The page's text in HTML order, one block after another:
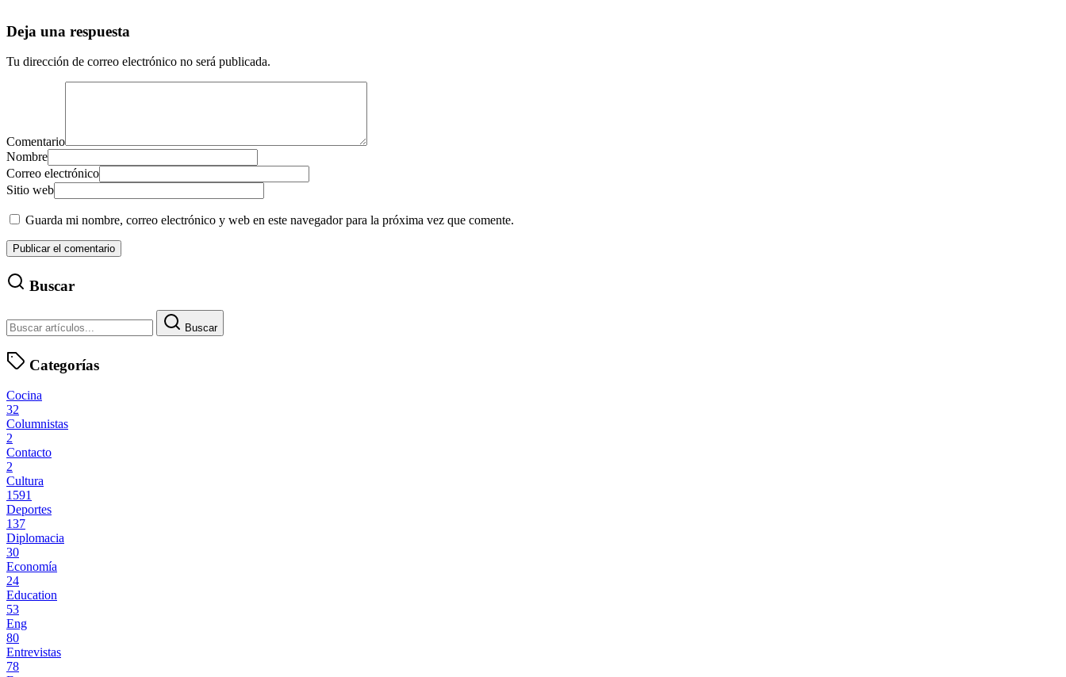
Deja una respuesta
Tu dirección de correo electrónico no será publicada.
Comentario
Nombre
Correo electrónico
Sitio web
Guarda mi nombre, correo electrónico y web en este navegador para la próxima vez que comente.
Buscar
Buscar
Categorías
Cocina
32
Columnistas
2
Contacto
2
Cultura
1591
Deportes
137
Diplomacia
30
Economía
24
Education
53
Eng
80
Entrevistas
78